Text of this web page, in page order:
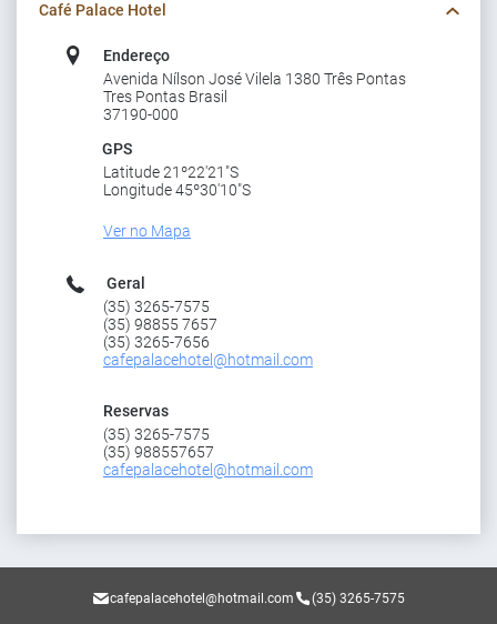
Café Palace Hotel
Endereço
Avenida Nílson José Vilela 1380 Três Pontas
Tres Pontas Brasil
37190-000
GPS
Latitude 21º22'21"S
Longitude 45º30'10"S
Ver no Mapa
Geral
(35) 3265-7575
(35) 98855 7657
(35) 3265-7656
cafepalacehotel@hotmail.com
Reservas
(35) 3265-7575
(35) 988557657
cafepalacehotel@hotmail.com
cafepalacehotel@hotmail.com (35) 3265-7575